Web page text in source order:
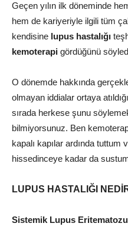
Geçen yılın ilk döneminde
hem de kariyeriyle ilgili tüm
kendisine lupus hastalığı
kemoterapi gördüğünü
O dönemde hakkında
olmayan iddialar ortaya
sırada herkese şunu
bilmiyorsunuz. Ben
kapalı kapılar ardında
hissedinceye kadar da
LUPUS HASTALIĞI
Sistemik Lupus